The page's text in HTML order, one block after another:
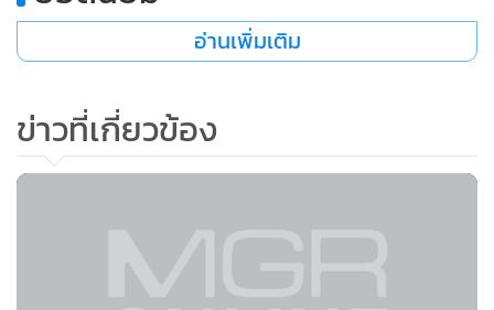
เจ้าหน้าที่ร่วมวางแผนขณะออกปฏิบัติการตามล่าตัวผู้ก่อการ
อ่านเพิ่มเติม
ข่าวที่เกี่ยวข้อง